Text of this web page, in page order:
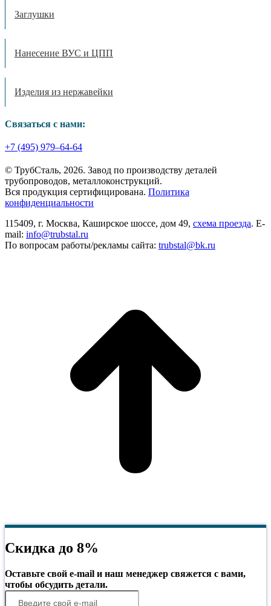
Заглушки
Нанесение ВУС и ЦПП
Изделия из нержавейки
Связаться с нами:
+7 (495) 979–64-64
© ТрубСталь, 2026. Завод по производству деталей
трубопроводов, металлоконструкций.
Вся продукция сертифицирована. Политика
конфиденциальности
115409, г. Москва, Каширское шоссе, дом 49, схема проезда. E-
mail: info@trubstal.ru
По вопросам работы/рекламы сайта: trubstal@bk.ru
Скидка до 8%
Оставьте свой e-mail и наш менеджер свяжется с вами,
чтобы обсудить детали.